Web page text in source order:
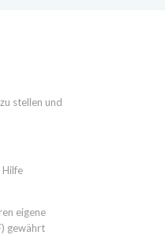
stellen und
Hilfe
eigene
gewährt